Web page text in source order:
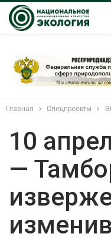
Главная Спецпроекты
10
—